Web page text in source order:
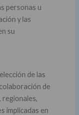
personas u
y las
su
de las
de
regionales,
implicadas en